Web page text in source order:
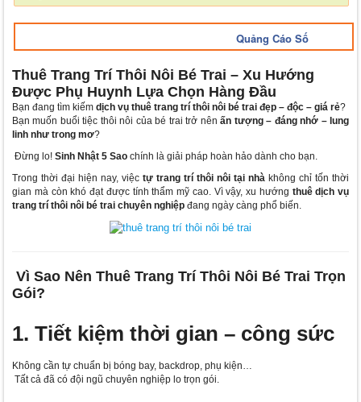
Quảng Cáo Số
Thuê Trang Trí Thôi Nôi Bé Trai – Xu Hướng
Được Phụ Huynh Lựa Chọn Hàng Đầu
Bạn đang tìm kiếm dịch vụ thuê trang trí thôi nôi bé trai đẹp – độc – giá rẻ?
Bạn muốn buổi tiệc thôi nôi của bé trai trở nênấn tượng – đáng nhớ – lung
linh như trong mơ?
Đừng lo! Sinh Nhật 5 Sao chính là giải pháp hoàn hảo dành cho bạn.
Trong thời đại hiện nay, việc tự trang trí thôi nôi tại nhà không chỉ tốn thời
gian mà còn khó đạt được tính thẩm mỹ cao. Vì vậy, xu hướng thuê dịch vụ
trang trí thôi nôi bé trai chuyên nghiệp đang ngày càng phổ biến.
Vì Sao Nên Thuê Trang Trí Thôi Nôi Bé Trai Trọn
Gói?
1. Tiết kiệm thời gian – công sức
Không cần tự chuẩn bị bóng bay, backdrop, phụ kiện…
Tất cả đã có đội ngũ chuyên nghiệp lo trọn gói.